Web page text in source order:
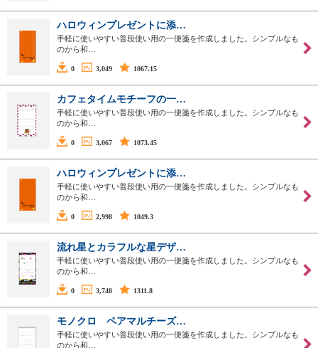
ハロウィンプレゼントに添…
手軽に使いやすい普段使い用の一便箋を作成しました。シンプルなも
のから和…
0 3,049 1067.15
カフェタイムモチーフの一…
手軽に使いやすい普段使い用の一便箋を作成しました。シンプルなも
のから和…
0 3,067 1073.45
ハロウィンプレゼントに添…
手軽に使いやすい普段使い用の一便箋を作成しました。シンプルなも
のから和…
0 2,998 1049.3
流れ星とカラフルな星デザ…
手軽に使いやすい普段使い用の一便箋を作成しました。シンプルなも
のから和…
0 3,748 1311.8
モノクロ ペアマルチーズ…
手軽に使いやすい普段使い用の一便箋を作成しました。シンプルなも
のから和…